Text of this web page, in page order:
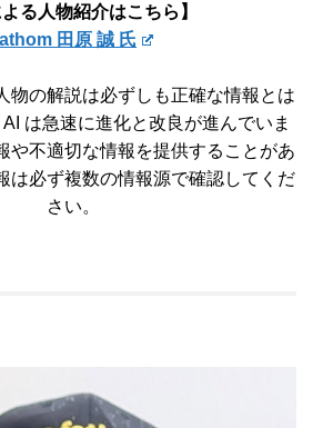
よる人物紹介はこちら】
田原 誠 氏
物の解説は必ずしも正確な情報とは
は急速に進化と改良が進んでいま
や不適切な情報を提供することがあ
は必ず複数の情報源で確認してくだ
さい。